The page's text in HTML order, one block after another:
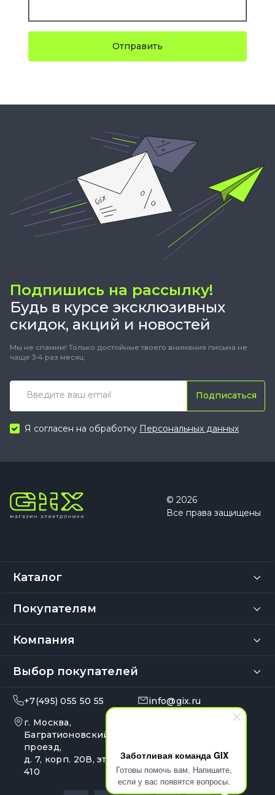
Заботливая команда GIX
Готовы помочь вам. Напишите,
если у вас появятся вопросы.
Отправить
Подпишись на рассылку!
Будь в курсе эксклюзивных
скидок, акций и новостей
Мы не спамим! Только достойные твоего внимания письма не
чаще 3-4 раз месяц.
Подписаться
Я согласен на обработку Персональных данных
© 2026
Все права защищены
Каталог
Покупателям
Компания
Выбор покупателей
+7(495) 055 50 55
info@gix.ru
г. Москва,
Багратионовский
проезд,
д. 7, корп. 20В, эт. 4, оф.
410